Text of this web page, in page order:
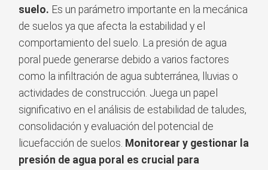
suelo. Es un parámetro importante en la mecánica
de suelos ya que afecta la estabilidad y el
comportamiento del suelo. La presión de agua
poral puede generarse debido a varios factores
como la infiltración de agua subterránea, lluvias o
actividades de construcción. Juega un papel
significativo en el análisis de estabilidad de taludes,
consolidación y evaluación del potencial de
licuefacción de suelos. Monitorear y gestionar la
presión de agua poral es crucial para